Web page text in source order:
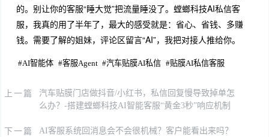
的。别让你的客服“睡大觉”把流量睡没了。螳螂科技AI私信客
服，我真的用了半年了，最大的感受就是：省心、省钱、多赚
钱。需要了解的姐妹，评论区留言“AI”，我把对接人推给你。
#AI智能体 #客服Agent #汽车贴膜AI私信 #贴膜AI私信客服
上一篇
汽车贴膜门店做抖音/小红书，私信回复慢导致掉单怎
么办？-搭建螳螂科技AI智能客服“黄金3秒”响应机制
下一篇 AI客服系统回消息会不会很机械？客户能看出来吗？